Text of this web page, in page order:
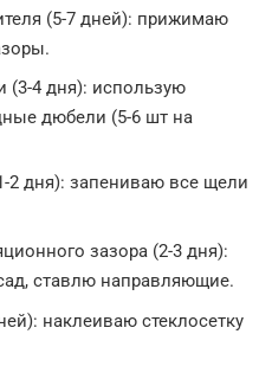
(5-7 дней): прижимаю
4 дня): использую
дюбели (5-6 шт на
2 дня): запениваю все щели
зазора (2-3 дня):
ставлю направляющие.
наклеиваю стеклосетку